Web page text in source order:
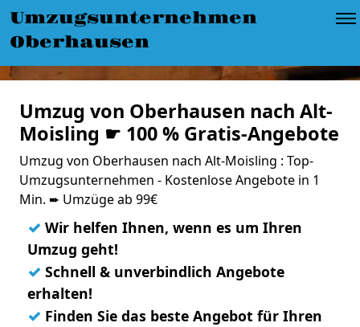
Umzugsunternehmen
Oberhausen
Umzug von Oberhausen nach Alt-
Moisling ☛ 100 % Gratis-Angebote
Umzug von Oberhausen nach Alt-Moisling : Top-
Umzugsunternehmen - Kostenlose Angebote in 1
Min. ➨ Umzüge ab 99€
✓ Wir helfen Ihnen, wenn es um Ihren
Umzug geht!
✓ Schnell & unverbindlich Angebote
erhalten!
✓ Finden Sie das beste Angebot für Ihren